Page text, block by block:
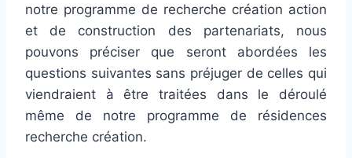
notre programme de recherche création action
et de construction des partenariats, nous
pouvons préciser que seront abordées les
questions suivantes sans préjuger de celles qui
viendraient à être traitées dans le déroulé
même de notre programme de résidences
recherche création.